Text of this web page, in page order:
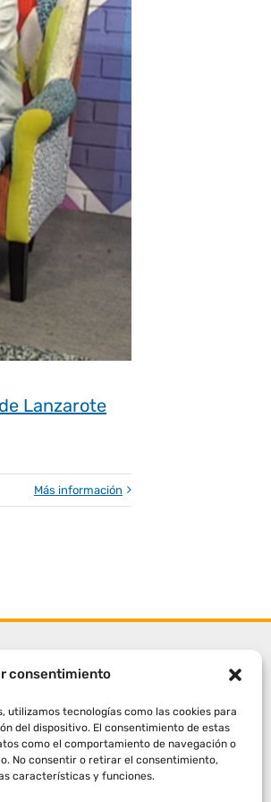
consentimiento
utilizamos tecnologías como las cookies para
del dispositivo. El consentimiento de estas
como el comportamiento de navegación o
No consentir o retirar el consentimiento,
características y funciones.
Lanzarote
Más información